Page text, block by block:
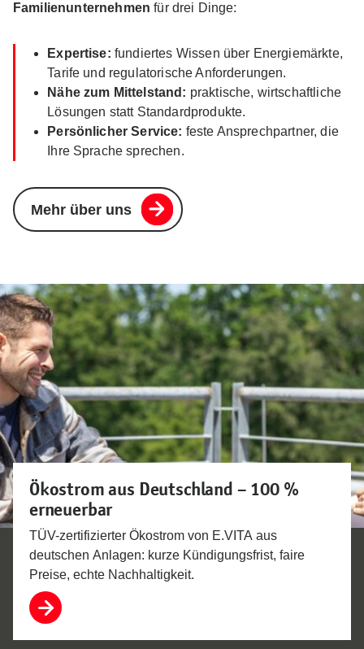
Familienunternehmen für drei Dinge:
Expertise: fundiertes Wissen über Energiemärkte,
Tarife und regulatorische Anforderungen.
Nähe zum Mittelstand: praktische, wirtschaftliche
Lösungen statt Standardprodukte.
Persönlicher Service: feste Ansprechpartner, die
Ihre Sprache sprechen.
Mehr über uns
Ökostrom aus Deutschland – 100 %
erneuerbar
TÜV-zertifizierter Ökostrom von E.VITA aus
deutschen Anlagen: kurze Kündigungsfrist, faire
Preise, echte Nachhaltigkeit.